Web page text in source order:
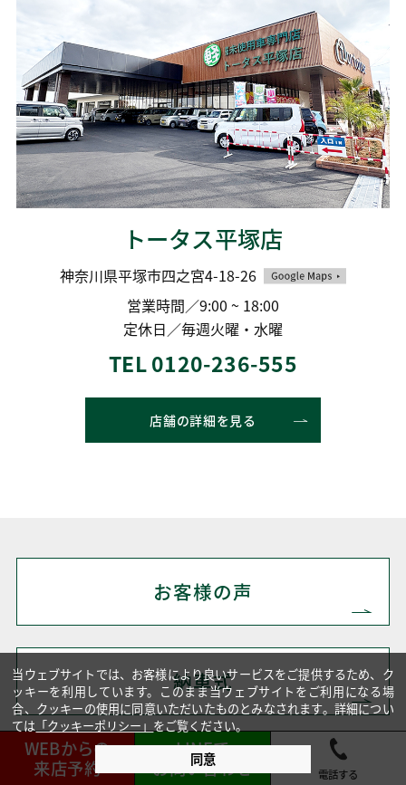
トータス平塚店
神奈川県平塚市四之宮4-18-26
営業時間／9:00 ~ 18:00
定休日／毎週火曜・水曜
TEL 0120-236-555
店舗の詳細を見る
お客様の声
納車式
会社紹介
WEBからの
来店予約
LINEで
お問い合わせ
電話する
当ウェブサイトでは、お客様により良いサービスをご提供するため、ク
ッキーを利用しています。このまま当ウェブサイトをご利用になる場
合、クッキーの使用に同意いただいたものとみなされます。詳細につい
ては 「クッキーポリシー」 をご覧ください。
同意